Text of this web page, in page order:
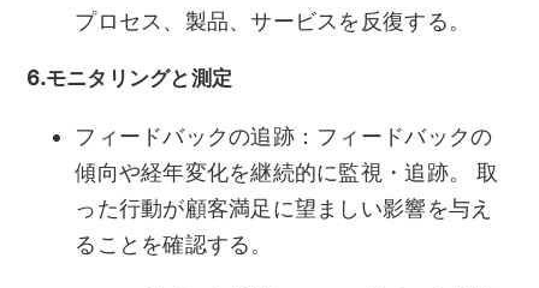
プロセス、製品、サービスを反復する。
6.モニタリングと測定
フィードバックの追跡：フィードバックの
傾向や経年変化を継続的に監視・追跡。 取
った行動が顧客満足に望ましい影響を与え
ることを確認する。